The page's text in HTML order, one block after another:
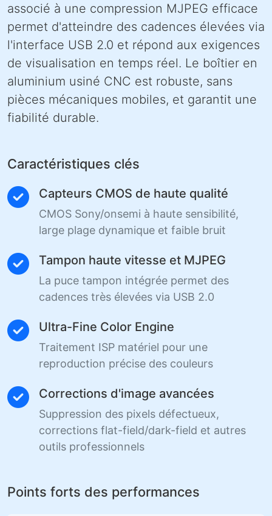
associé à une compression MJPEG efficace
permet d'atteindre des cadences élevées via
l'interface USB 2.0 et répond aux exigences
de visualisation en temps réel. Le boîtier en
aluminium usiné CNC est robuste, sans
pièces mécaniques mobiles, et garantit une
fiabilité durable.
Caractéristiques clés
Capteurs CMOS de haute qualité
CMOS Sony/onsemi à haute sensibilité,
large plage dynamique et faible bruit
Tampon haute vitesse et MJPEG
La puce tampon intégrée permet des
cadences très élevées via USB 2.0
Ultra-Fine Color Engine
Traitement ISP matériel pour une
reproduction précise des couleurs
Corrections d'image avancées
Suppression des pixels défectueux,
corrections flat-field/dark-field et autres
outils professionnels
Points forts des performances